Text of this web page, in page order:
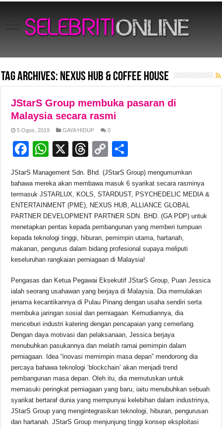
Tag Archives: NEXUS HUB & COFFEE HOUSE
JStarS Group membuka pasaran di
Malaysia secara rasmi
5 Ogos, 2019 GAYA HIDUP 0
F
c
e
b
o
o
k
W
at
s
A
p
p
X
T
e
a
d
s
C
p
y
Li
n
k
ar
e
JStarS Management Sdn. Bhd. (JStarS Group) mengumumkan
bahawa mereka akan membawa masuk 6 syarikat secara rasminya
termasuk JSTARLUX, KOLS, STARDUST, PSYCHEDELIC MEDIA &
ENTERTAINMENT (PME), NEXUS HUB, ALLIANCE GLOBAL
PARTNER DEVELOPMENT PARTNER SDN. BHD. (GA PDP) untuk
menetapkan pentas kepada pembangunan yang memberi tumpuan
kepada teknologi tinggi, hiburan, pemimpin utama, hartanah,
makanan, pengurus dalam bidang profesional supaya meliputi
keseluruhan rangkaian perniagaan di Malaysia!
Pengasas dan Ketua Pegawai Eksekutif JStarS Group, Puan Jessica
ialah seorang usahawan yang berjaya di Malaysia. Dia memulakan
jenama kecantikannya di Pulau Pinang dengan usaha sendiri serta
membuka jaringan sosial dan perniagaan. Kemudiannya, dia
menceburi industri katering dengan pencapaian yang cemerlang.
Dengan daya motivasi dan pelaksanaan, Jessica berjaya
menubuhkan pasukannya dan melatih ramai pemimpin dalam
perniagaan. Idea “inovasi memimpin masa depan” mendorong dia
percaya bahawa teknologi ‘blockchain’ akan menjadi trend
pembangunan masa depan. Oleh itu, dia memutuskan untuk
memasuki peringkat perniagaan yang baru, iaitu menubuhkan sebuah
syarikat bertaraf dunia yang mempunyai kelebihan dalam industrinya,
JStarS Group yang mengintegrasikan teknologi, hiburan, pengurusan
dan hartanah. JStarS Group menjunjung tinggi konsep eksploitasi